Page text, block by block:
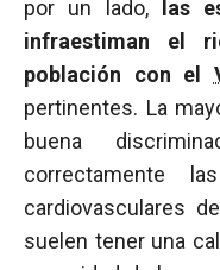
por un lado,
las
infraestiman el
población con el
pertinentes. La
buena
correctamente
cardiovasculares
suelen tener una